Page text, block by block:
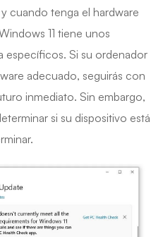
cuando tenga el hardware
11 tiene unos
específicos. Si su ordenador
adecuado, seguirás con
inmediato. Sin embargo,
si su dispositivo está